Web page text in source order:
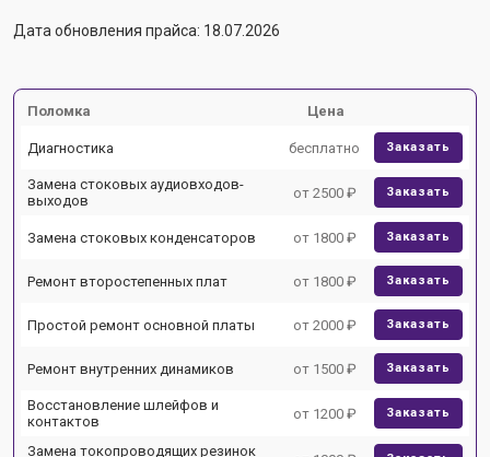
Дата обновления прайса: 18.07.2026
Поломка Цена
Диагностика бесплатно Заказать
Замена стоковых аудиовходов-
выходов
от 2500 ₽ Заказать
Замена стоковых конденсаторов от 1800 ₽ Заказать
Ремонт второстепенных плат от 1800 ₽ Заказать
Простой ремонт основной платы от 2000 ₽ Заказать
Ремонт внутренних динамиков от 1500 ₽ Заказать
Восстановление шлейфов и
контактов
от 1200 ₽ Заказать
Замена токопроводящих резинок